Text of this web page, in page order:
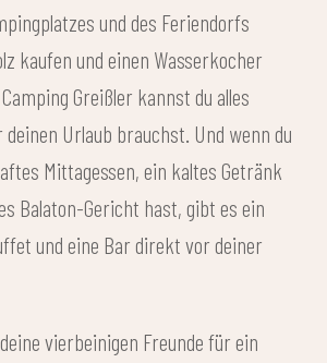
und des Feriendorfs
kaufen und einen Wasserkocher
Greißler kannst du alles
Urlaub brauchst. Und wenn du
Mittagessen, ein kaltes Getränk
Balaton-Gericht hast, gibt es ein
und eine Bar direkt vor deiner
vierbeinigen Freunde für ein